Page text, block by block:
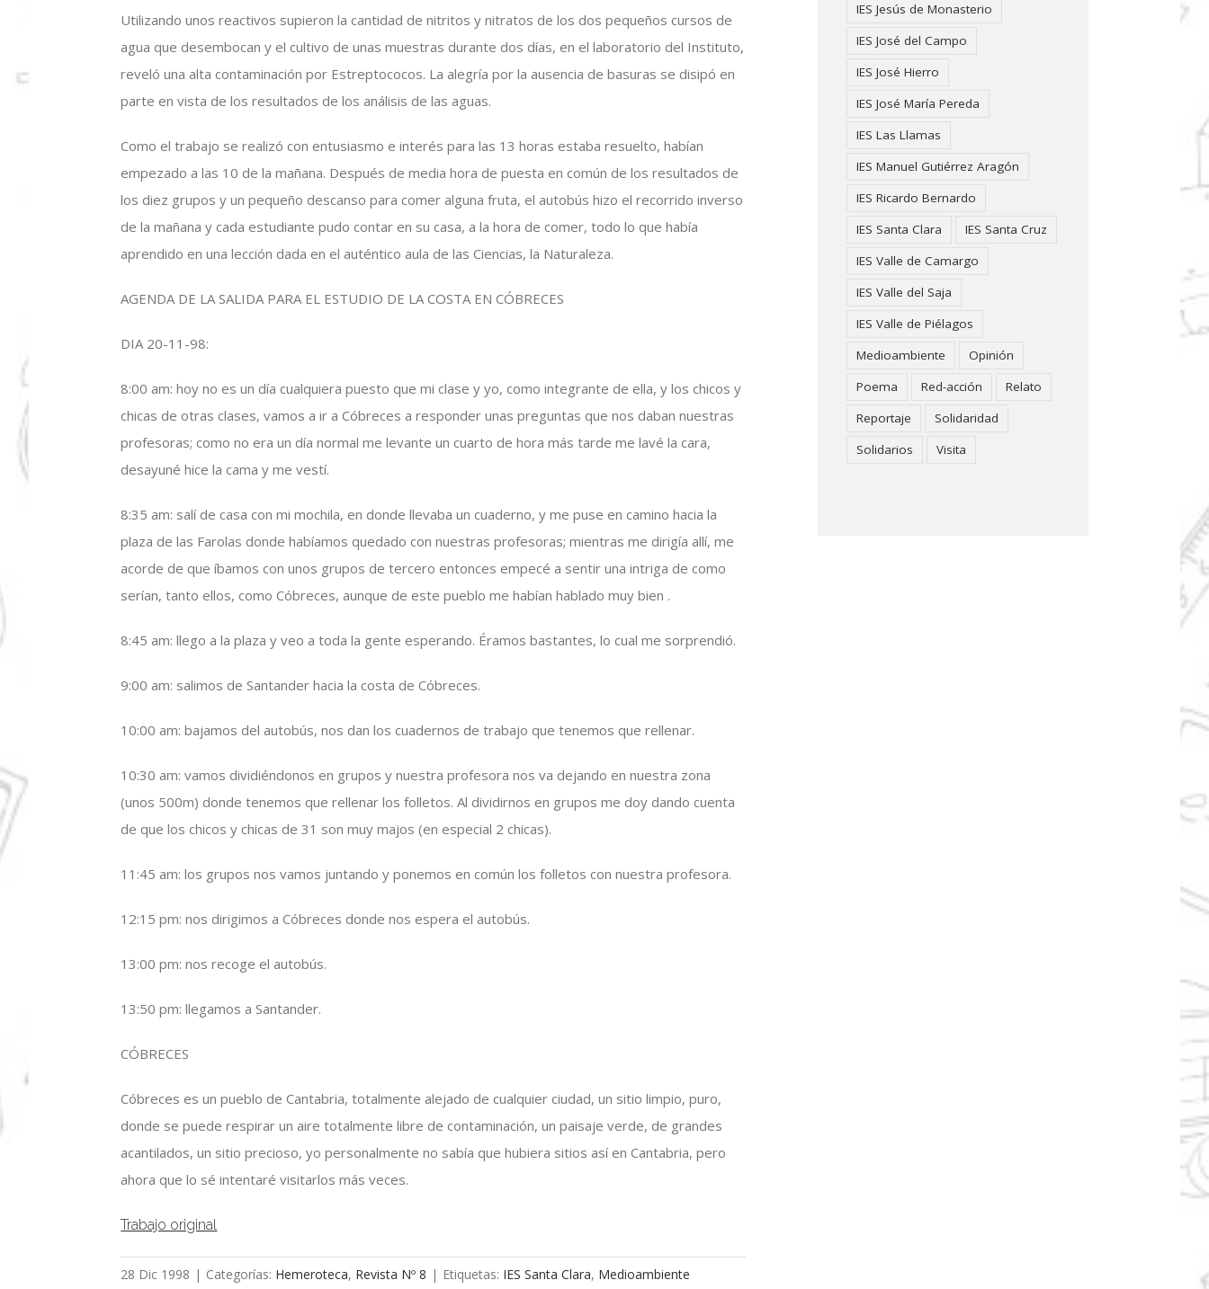
Utilizando unos reactivos supieron la cantidad de nitritos y nitratos de los dos pequeños cursos de
agua que desembocan y el cultivo de unas muestras durante dos días, en el laboratorio del Instituto,
reveló una alta contaminación por Estreptococos. La alegría por la ausencia de basuras se disipó en
parte en vista de los resultados de los análisis de las aguas.
Como el trabajo se realizó con entusiasmo e interés para las 13 horas estaba resuelto, habían
empezado a las 10 de la mañana. Después de media hora de puesta en común de los resultados de
los diez grupos y un pequeño descanso para comer alguna fruta, el autobús hizo el recorrido inverso
de la mañana y cada estudiante pudo contar en su casa, a la hora de comer, todo lo que había
aprendido en una lección dada en el auténtico aula de las Ciencias, la Naturaleza.
AGENDA DE LA SALIDA PARA EL ESTUDIO DE LA COSTA EN CÓBRECES
DIA 20-11-98:
8:00 am: hoy no es un día cualquiera puesto que mi clase y yo, como integrante de ella, y los chicos y
chicas de otras clases, vamos a ir a Cóbreces a responder unas preguntas que nos daban nuestras
profesoras; como no era un día normal me levante un cuarto de hora más tarde me lavé la cara,
desayuné hice la cama y me vestí.
8:35 am: salí de casa con mi mochila, en donde llevaba un cuaderno, y me puse en camino hacia la
plaza de las Farolas donde habíamos quedado con nuestras profesoras; mientras me dirigía allí, me
acorde de que íbamos con unos grupos de tercero entonces empecé a sentir una intriga de como
serían, tanto ellos, como Cóbreces, aunque de este pueblo me habían hablado muy bien .
8:45 am: llego a la plaza y veo a toda la gente esperando. Éramos bastantes, lo cual me sorprendió.
9:00 am: salimos de Santander hacia la costa de Cóbreces.
10:00 am: bajamos del autobús, nos dan los cuadernos de trabajo que tenemos que rellenar.
10:30 am: vamos dividiéndonos en grupos y nuestra profesora nos va dejando en nuestra zona
(unos 500m) donde tenemos que rellenar los folletos. Al dividirnos en grupos me doy dando cuenta
de que los chicos y chicas de 31 son muy majos (en especial 2 chicas).
11:45 am: los grupos nos vamos juntando y ponemos en común los folletos con nuestra profesora.
12:15 pm: nos dirigimos a Cóbreces donde nos espera el autobús.
13:00 pm: nos recoge el autobús.
13:50 pm: llegamos a Santander.
CÓBRECES
Cóbreces es un pueblo de Cantabria, totalmente alejado de cualquier ciudad, un sitio limpio, puro,
donde se puede respirar un aire totalmente libre de contaminación, un paisaje verde, de grandes
acantilados, un sitio precioso, yo personalmente no sabía que hubiera sitios así en Cantabria, pero
ahora que lo sé intentaré visitarlos más veces.
Trabajo original
28 Dic 1998 | Categorías: Hemeroteca, Revista Nº 8 | Etiquetas: IES Santa Clara, Medioambiente
IES Jesús de Monasterio
IES José del Campo
IES José Hierro
IES José María Pereda
IES Las Llamas
IES Manuel Gutiérrez Aragón
IES Ricardo Bernardo
IES Santa Clara
IES Santa Cruz
IES Valle de Camargo
IES Valle del Saja
IES Valle de Piélagos
Medioambiente
Opinión
Poema
Red-acción
Relato
Reportaje
Solidaridad
Solidarios
Visita